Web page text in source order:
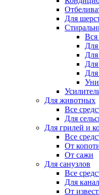
Для
Для
Для
Для
Для животных
Все
Для
Для грилей и
Все
От
От сажи
Для санузлов
Все
Для
От